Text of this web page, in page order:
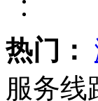
热门：
服务线